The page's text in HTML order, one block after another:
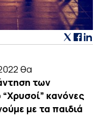
θα
των
“Xρυσοί” κανόνες
με τα παιδιά